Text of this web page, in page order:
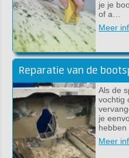
je je
of a…
Meer
Reparatie van de
Als de
vochtig
je
hebben
Meer